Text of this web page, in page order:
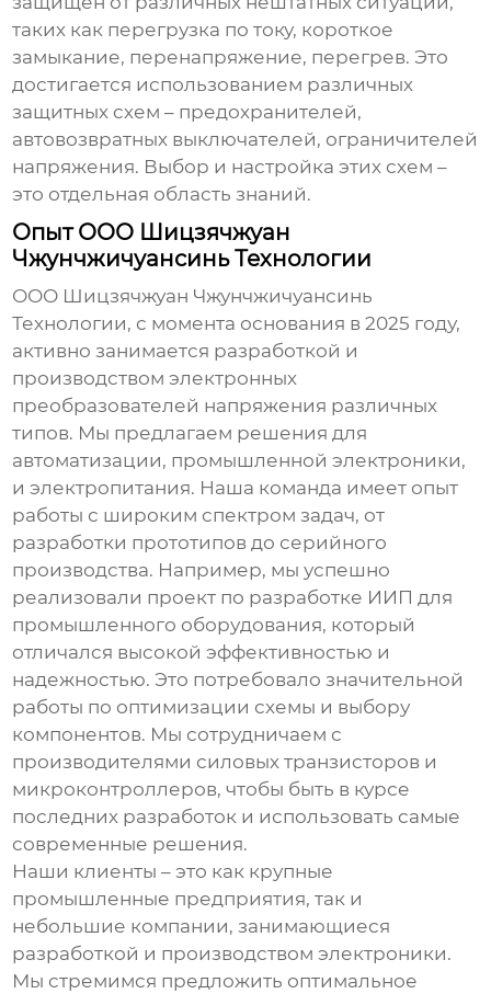
таких как перегрузка по току, короткое
замыкание, перенапряжение, перегрев. Это
достигается использованием различных
защитных схем – предохранителей,
автовозвратных выключателей, ограничителей
напряжения. Выбор и настройка этих схем –
это отдельная область знаний.
Опыт ООО Шицзячжуан
Чжунчжичуансинь Технологии
ООО Шицзячжуан Чжунчжичуансинь
Технологии, с момента основания в 2025 году,
активно занимается разработкой и
производствомэлектронных
преобразователей напряжения различных
типов. Мы предлагаем решения для
автоматизации, промышленной электроники,
и электропитания. Наша команда имеет опыт
работы с широким спектром задач, от
разработки прототипов до серийного
производства. Например, мы успешно
реализовали проект по разработке ИИП для
промышленного оборудования, который
отличался высокой эффективностью и
надежностью. Это потребовало значительной
работы по оптимизации схемы и выбору
компонентов. Мы сотрудничаем с
производителями силовых транзисторов и
микроконтроллеров, чтобы быть в курсе
последних разработок и использовать самые
современные решения.
Наши клиенты – это как крупные
промышленные предприятия, так и
небольшие компании, занимающиеся
разработкой и производством электроники.
Мы стремимся предложить оптимальное